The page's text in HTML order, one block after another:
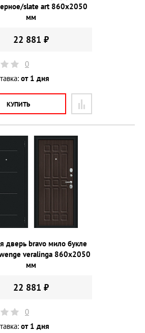
slate art 860х2050
мм
22 881 ₽
0
от 1 дня
КУПИТЬ
дверь bravo мило букле
veralinga 860х2050
мм
22 881 ₽
0
от 1 дня